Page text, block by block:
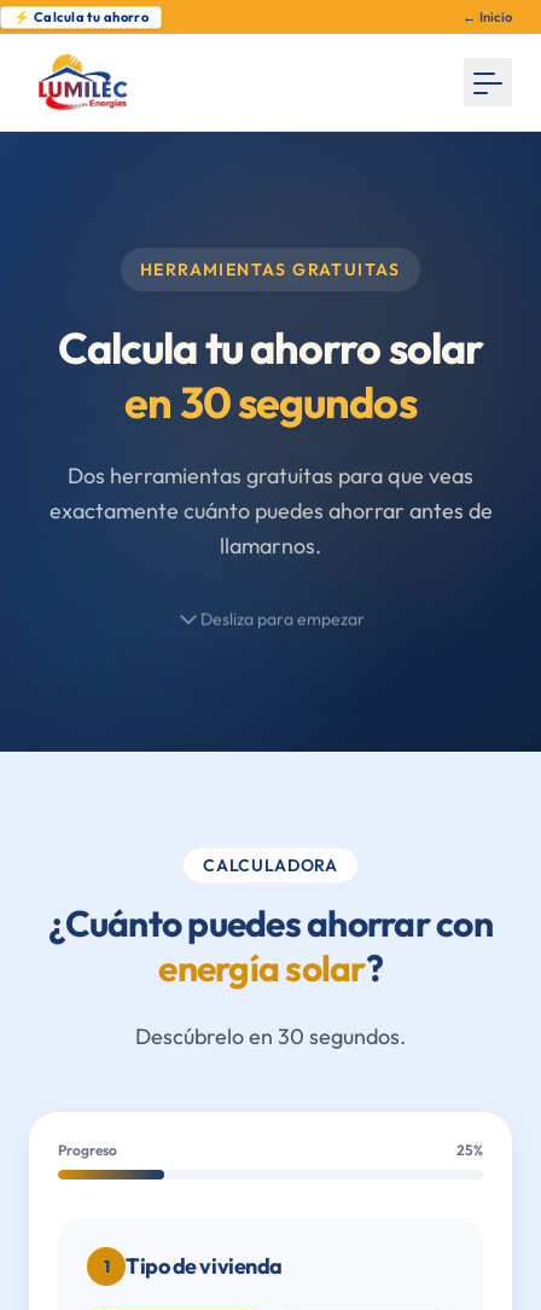
⚡ Calcula tu ahorro ← Inicio
HERRAMIENTAS GRATUITAS
Calcula tu ahorro solar
en 30 segundos
Dos herramientas gratuitas para que veas
exactamente cuánto puedes ahorrar antes de
llamarnos.
Desliza para empezar
CALCULADORA
¿Cuánto puedes ahorrar con
energía solar?
Descúbrelo en 30 segundos.
Progreso 25%
1 Tipo de vivienda